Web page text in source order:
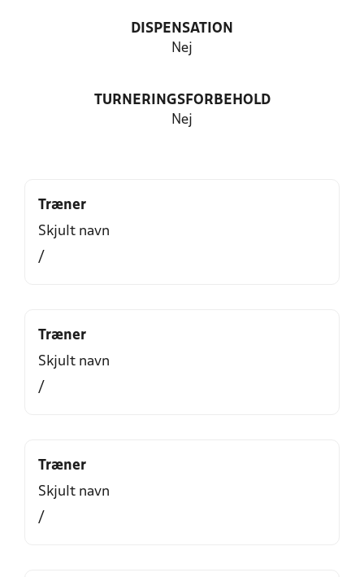
DISPENSATION
Nej
TURNERINGSFORBEHOLD
Nej
Træner
Skjult navn
/
Træner
Skjult navn
/
Træner
Skjult navn
/